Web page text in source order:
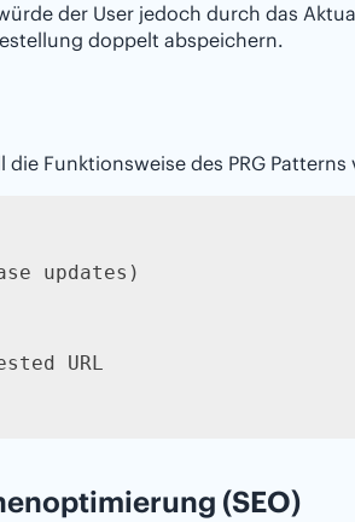
der User jedoch durch das
doppelt abspeichern.
Funktionsweise des PRG
updates)
URL
(SEO)